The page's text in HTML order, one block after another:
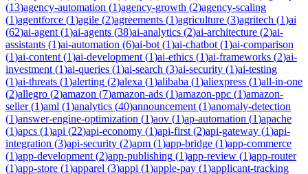
(13)agency-automation (1)agency-growth (2)agency-scaling
(1)agentforce (1)agile (2)agreements (1)agriculture (3)agritech (1)ai
(62)ai-agent (1)ai-agents (38)ai-analytics (2)ai-architecture (2)ai-
assistants (1)ai-automation (6)ai-bot (1)ai-chatbot (1)ai-comparison
(1)ai-content (1)ai-development (1)ai-ethics (1)ai-frameworks (2)ai-
investment (1)ai-queries (1)ai-search (3)ai-security (1)ai-testing
(1)ai-threats (1)alerting (2)alexa (1)alibaba (1)aliexpress (1)all-in-one
(2)allegro (2)amazon (7)amazon-ads (1)amazon-ppc (1)amazon-
seller(1)aml (1)analytics (40)announcement (1)anomaly-detection
(1)answer-engine-optimization (1)aov (1)ap-automation (1)apache
(1)apcs (1)api (22)api-economy (1)api-first (2)api-gateway (1)api-
integration (3)api-security (2)apm (1)app-bridge (1)app-commerce
(1)app-development (2)app-publishing (1)app-review (1)app-router
(1)app-store (1)apparel (3)appi (1)apple-pay (1)applicant-tracking